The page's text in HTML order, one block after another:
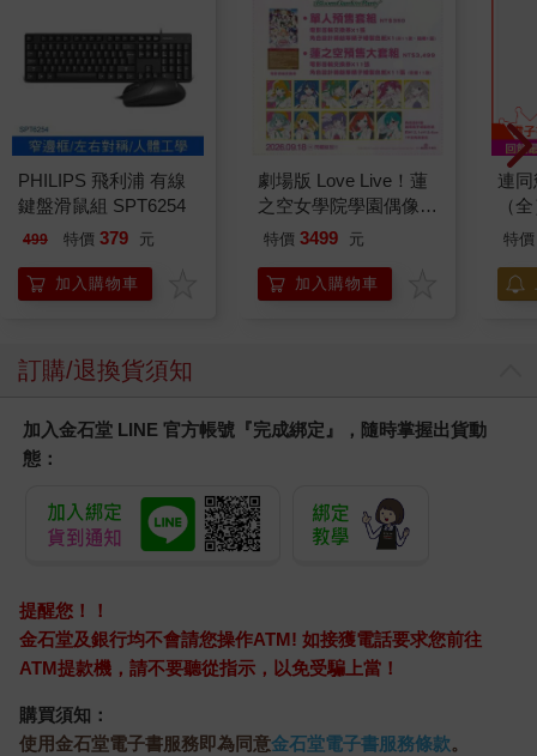
PHILIPS 飛利浦 有線
鍵盤滑鼠組 SPT6254
499 特價 379 元
加入購物車
劇場版 Love Live！蓮
之空女學院學園偶像俱
樂部 Bloom Garden
組
特價 3499 元
加入購物車
連
（
特價
訂購/退換貨須知
加入金石堂 LINE 官方帳號『完成綁定』，隨時掌握出貨動
態：
提醒您！！
金石堂及銀行均不會請您操作ATM! 如接獲電話要求您前往
ATM提款機，請不要聽從指示，以免受騙上當！
購買須知：
使用金石堂電子書服務即為同意金石堂電子書服務條款。